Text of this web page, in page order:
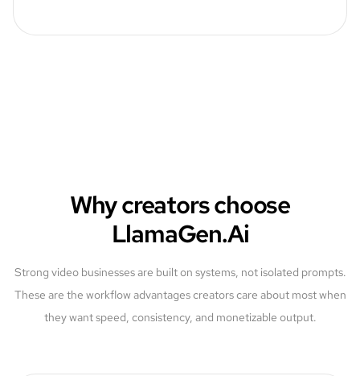
Why creators choose
LlamaGen.Ai
Strong video businesses are built on systems, not isolated prompts.
These are the workflow advantages creators care about most when
they want speed, consistency, and monetizable output.